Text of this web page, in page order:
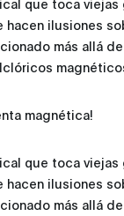
ilusiones
más allá
magnética!
que toca
ilusiones
más allá